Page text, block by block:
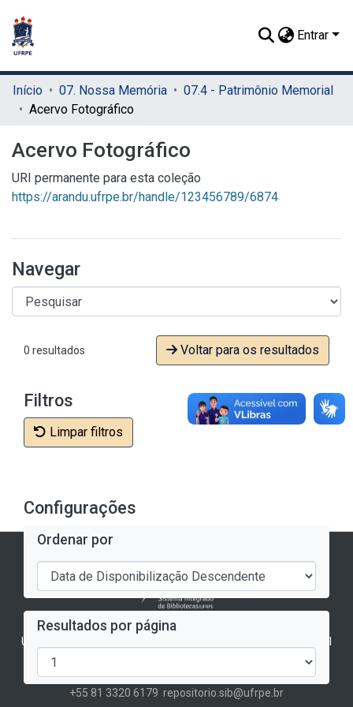
Entrar
Início 07. Nossa Memória
07.4 - Patrimônio Memorial
Acervo Fotográfico
Acervo Fotográfico
URI permanente para esta coleção
https://arandu.ufrpe.br/handle/123456789/6874
Navegar
0 resultados Voltar para os resultados
Filtros
Limpar filtros
Configurações
Ordenar por
Resultados por página
Arandu - Repositório Institucional da UFRPE
Universidade Federal Rural de Pernambuco - Biblioteca Central
CEP: 52171-900 - Recife/PE
+55 81 3320 6179 repositorio.sib@ufrpe.br